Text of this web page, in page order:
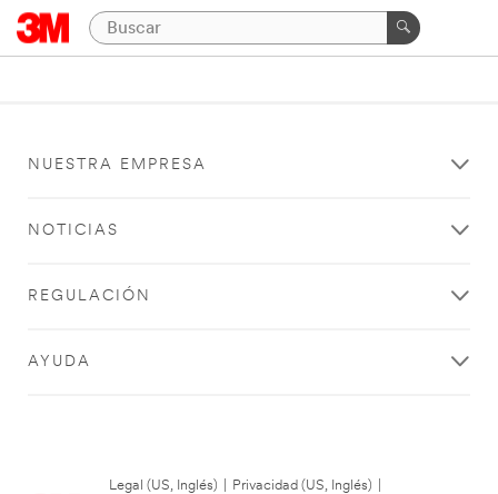
NUESTRA EMPRESA
NOTICIAS
REGULACIÓN
AYUDA
Legal (US, Inglés) Privacidad (US, Inglés)